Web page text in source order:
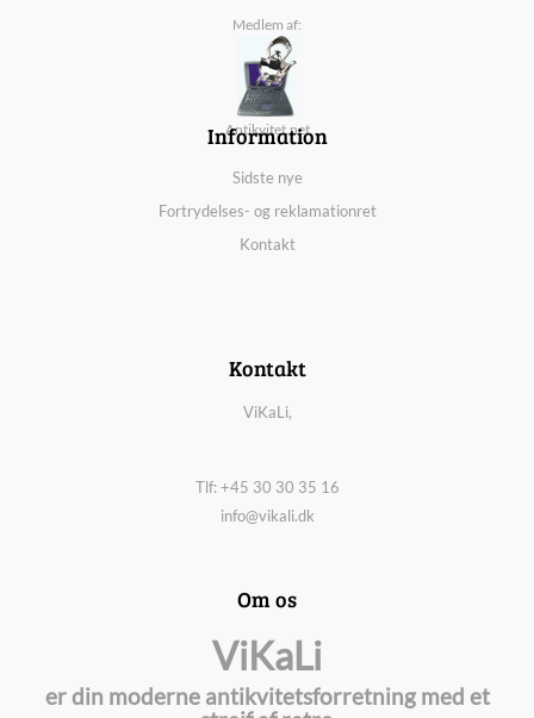
Medlem af:
Antikvitet.net
Information
Sidste nye
Fortrydelses- og reklamationret
Kontakt
Kontakt
ViKaLi,
Tlf: +45 30 30 35 16
info@vikali.dk
Om os
ViKaLi
er din moderne antikvitetsforretning med et